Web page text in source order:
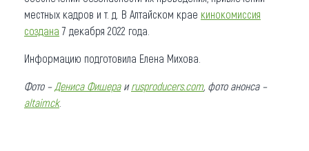
местных кадров и т. д. В Алтайском крае кинокомиссия
создана 7 декабря 2022 года.
Информацию подготовила Елена Михова.
Фото – Дениса Фишераи rusproducers.com, фото анонса –
altaimck.